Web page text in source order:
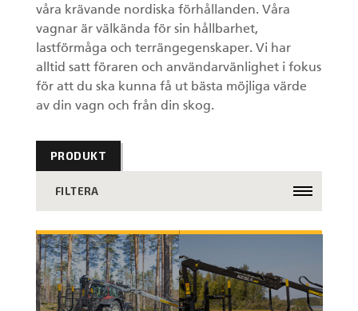
våra krävande nordiska förhållanden. Våra
vagnar är välkända för sin hållbarhet,
lastförmåga och terrängegenskaper. Vi har
alltid satt föraren och användarvänlighet i fokus
för att du ska kunna få ut bästa möjliga värde
av din vagn och från din skog.
PRODUKT
FILTERA